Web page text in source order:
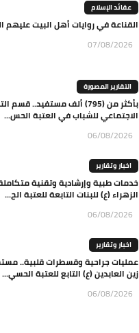
عقائد الإسلام
القناعة في روايات أهل البيت عليهم
07/08/2026
التقارير المصورة
بأكثر من (795) ألف مستفيد..
الاجتماعي للشباب في العتبة الحس...
06/08/2026
اخبار وتقارير
خدمات طبية وإرشادية وتقنية
الزهراء (ع) للبنات التابعة للعتبة الح...
06/08/2026
اخبار وتقارير
عمليات جراحية وقسطرات قلبية..
زين العابدين (ع) التابع للعتبة الحسي...
06/08/2026